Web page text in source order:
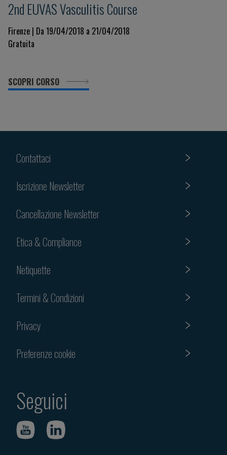
2nd EUVAS Vasculitis Course
Firenze | Da 19/04/2018 a 21/04/2018
Gratuita
SCOPRI CORSO
Contattaci
Iscrizione Newsletter
Cancellazione Newsletter
Etica & Compliance
Netiquette
Termini & Condizioni
Privacy
Preferenze cookie
Seguici